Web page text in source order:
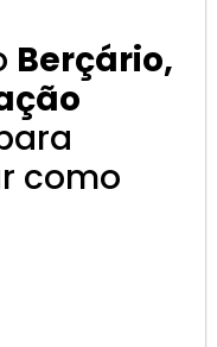
Berçário,
como